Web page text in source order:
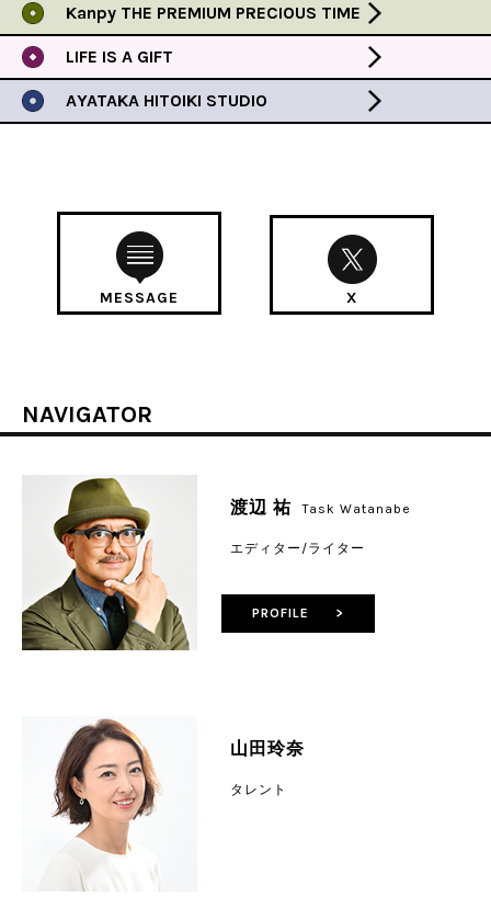
Kanpy THE PREMIUM PRECIOUS TIME
LIFE IS A GIFT
AYATAKA HITOIKI STUDIO
MESSAGE X
NAVIGATOR
渡辺 祐 Task Watanabe
エディター/ライター
山田玲奈
タレント
PROFILE >